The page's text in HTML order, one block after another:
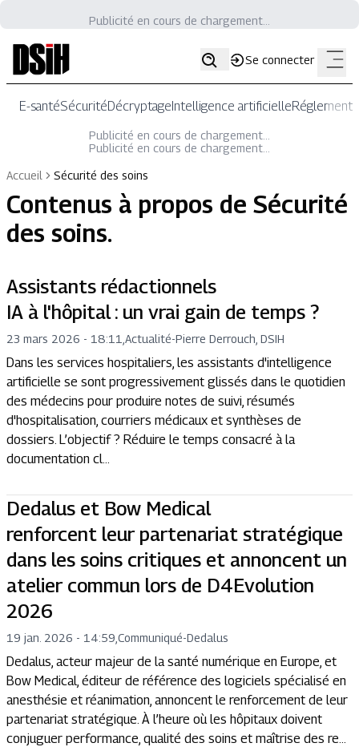
Publicité en cours de chargement...
Se connecter
E-santéSécuritéDécryptageIntelligence artificielle
Publicité en cours de chargement...
Publicité en cours de chargement...
Accueil
Sécurité des soins
Contenus à propos de Sécurité
des soins.
Assistants rédactionnels
IA à l'hôpital : un vrai gain de temps ?
23 mars 2026 - 18:11 Actualité-Pierre Derrouch, DSIH
Dans les services hospitaliers, les assistants d'intelligence
artificielle se sont progressivement glissés dans le quotidien
des médecins pour produire notes de suivi, résumés
d'hospitalisation, courriers médicaux et synthèses de
dossiers. L’objectif ? Réduire le temps consacré à la
documentation cl...
Dedalus et Bow Medical
renforcent leur partenariat stratégique
dans les soins critiques et annoncent un
atelier commun lors de D4Evolution
2026
19 jan. 2026 - 14:59 Communiqué-Dedalus
Dedalus, acteur majeur de la santé numérique en Europe, et
Bow Medical, éditeur de référence des logiciels spécialisé en
anesthésie et réanimation, annoncent le renforcement de leur
partenariat stratégique. À l’heure où les hôpitaux doivent
conjuguer performance, qualité des soins et maîtrise des re...